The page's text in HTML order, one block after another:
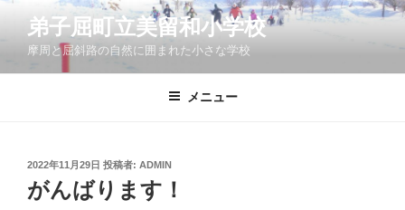
ン
弟子屈町立美留和小学校
摩周と屈斜路の自然に囲まれた小さな学校
メニュー
投
稿
日:
2022年11月29日 投稿者: ADMIN
がんばります！